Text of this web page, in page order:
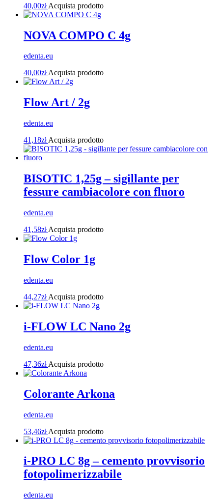
40,00zł Acquista prodotto
NOVA COMPO C 4g
edenta.eu
40,00złAcquista prodotto
Flow Art / 2g
edenta.eu
41,18zł Acquista prodotto
BISOTIC 1,25g – sigillante per
fessure cambiacolore con fluoro
edenta.eu
41,58zł Acquista prodotto
Flow Color 1g
edenta.eu
44,27zł Acquista prodotto
i-FLOW LC Nano 2g
edenta.eu
47,36zł Acquista prodotto
Colorante Arkona
edenta.eu
53,46zł Acquista prodotto
i-PRO LC 8g – cemento provvisorio
fotopolimerizzabile
edenta.eu